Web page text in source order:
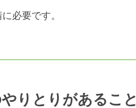
必要です。
りとりがあること